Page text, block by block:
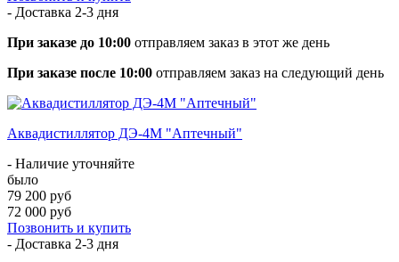
- Доставка 2-3 дня
При заказе до 10:00 отправляем заказ в этот же день
При заказе после 10:00 отправляем заказ на следующий день
Аквадистиллятор ДЭ-4М "Аптечный"
- Наличие уточняйте
было
79 200 руб
72 000 руб
Позвонить и купить
- Доставка 2-3 дня